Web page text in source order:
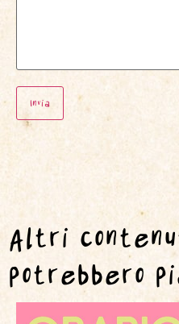
Altri
potrebbero